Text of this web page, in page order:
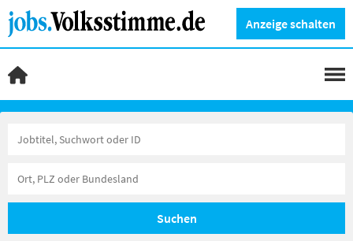
Anzeige schalten
Suchen